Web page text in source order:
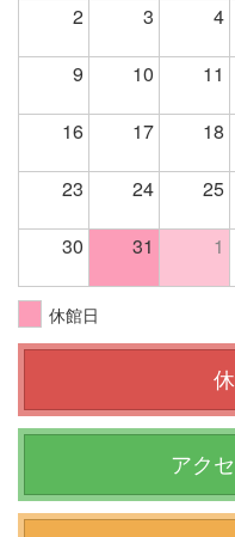
2 3 4
9 10 11
16 17 18
23 24 25
30 31 1
休館日
アク